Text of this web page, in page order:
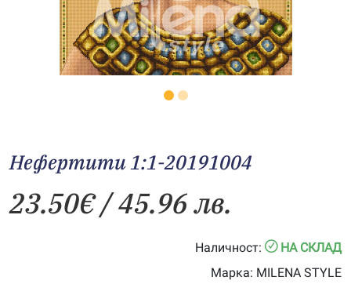
Нефертити 1:1-20191004
23.50€/ 45.96 лв.
Наличност:
НА СКЛАД
Марка: MILENA STYLE